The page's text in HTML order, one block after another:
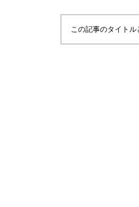
この記事のタイト